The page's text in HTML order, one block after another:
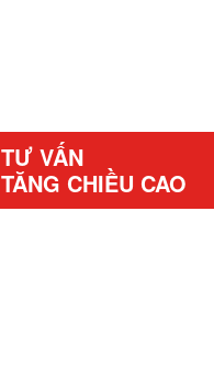
TƯ VẤN
TĂNG CHIỀU CAO